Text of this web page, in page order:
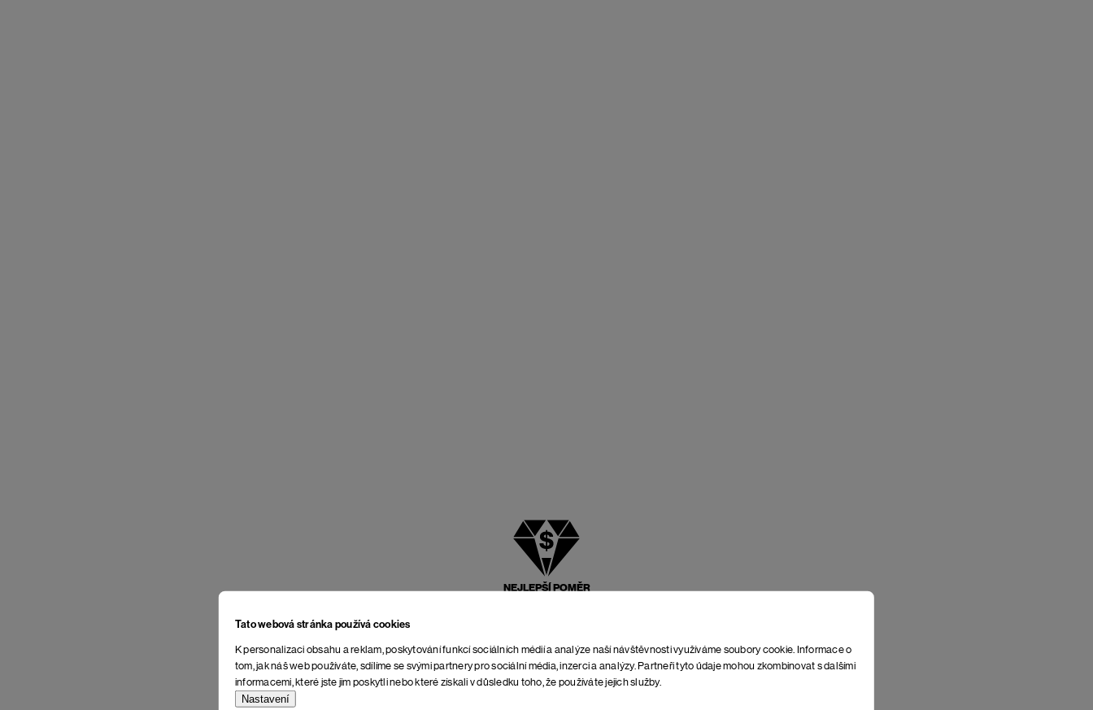
Tato webová stránka používá cookies
K personalizaci obsahu a reklam, poskytování funkcí sociálních médií a analýze naší návštěvnosti využíváme soubory cookie. Informace o
tom, jak náš web používáte, sdílíme se svými partnery pro sociální média, inzerci a analýzy. Partneři tyto údaje mohou zkombinovat s dalšími
informacemi, které jste jim poskytli nebo které získali v důsledku toho, že používáte jejich služby.
Nastavení
NEJLEPŠÍ POMĚR